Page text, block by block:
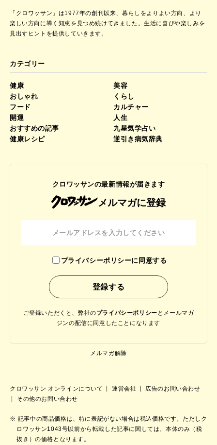
「クロワッサン」は1977年の創刊以来、暮らしをよりよい方向、より
楽しい方向に導く知恵を見つめ続けてきました。生活に喜びや楽しみを
見出すヒントを提供していきます。
カテゴリー
健康
美容
おしゃれ
くらし
フード
カルチャー
開運
人生
おすすめの記事
九星気学占い
健康レシピ
逆引き病気辞典
クロワッサンの最新情報が届きます
メルマガに登録
プライバシーポリシーに同意する
ご登録いただくと、弊社のプライバシーポリシー と メールマガ
ジンの配信に同意したことになります
メルマガ解除
クロワッサン オンラインについて 運営会社
広告のお問い合わせ
その他のお問い合わせ
記事中の商品価格は、特に表記がない場合は税込価格です。ただしク
ロワッサン1043号以前から転載した記事に関しては、本体のみ（税
抜き）の価格となります。